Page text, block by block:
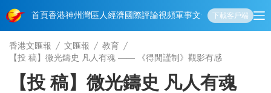
首頁香港神州 灣區人經濟國際評論視頻軍事文化 娛樂生活教育體
下載客戶端
香港文匯報 文匯報
教育
【投 稿】微光鑄史 凡人有魂 —— 《得閒謹制》觀影有感
【投 稿】微光鑄史 凡人有魂